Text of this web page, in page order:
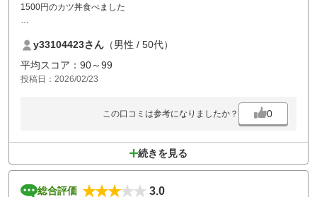
1500円のカツ丼食べました
ロッカー、風呂、トイレ、スタート室辺りをリフォームするのかな？楽
しみ
y33104423さん （男性 / 50代）
平均スコア：90～99
投稿日：2026/02/23
この口コミは参考になりましたか？ 0
続きを見る
総合評価
3.0